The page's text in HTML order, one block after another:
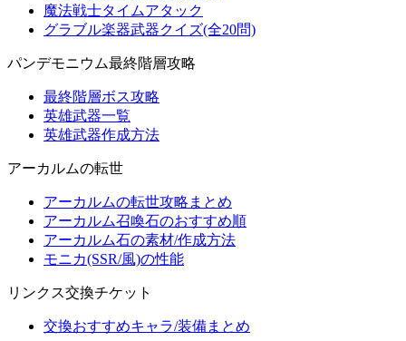
魔法戦士タイムアタック
グラブル楽器武器クイズ(全20問)
パンデモニウム最終階層攻略
最終階層ボス攻略
英雄武器一覧
英雄武器作成方法
アーカルムの転世
アーカルムの転世攻略まとめ
アーカルム召喚石のおすすめ順
アーカルム石の素材/作成方法
モニカ(SSR/風)の性能
リンクス交換チケット
交換おすすめキャラ/装備まとめ